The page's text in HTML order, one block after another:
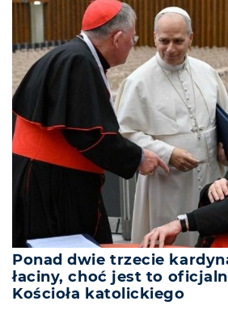
Ponad dwie trzecie
łaciny, choć jest to
Kościoła katolickiego